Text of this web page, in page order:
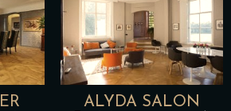
ALYDA SALON